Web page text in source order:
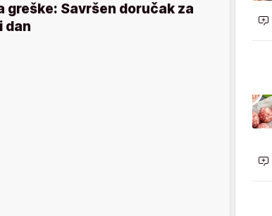
greške: Savršen doručak za
dan